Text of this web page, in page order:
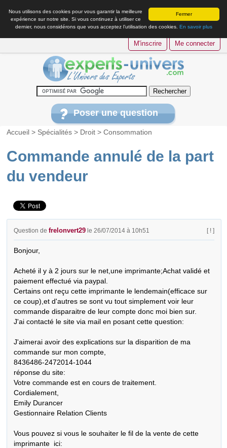
Fermer
Nous utilisons des cookies pour vous garantir la meilleure
expérience sur notre site. Si vous continuez à utiliser ce
dernier, nous considérons que vous acceptez l’utilisation des cookies. En savoir plus
M'inscrire Me connecter
Poser une question
Accueil > Spécialités > Droit >Consommation
Commande annulé de la part
du vendeur
Question defrelonvert29 le 26/07/2014 à 10h51 [ ! ]
Bonjour,
Acheté il y à 2 jours sur le net,une imprimante;Achat validé et
paiement effectué via paypal.
Certains ont reçu cette imprimante le lendemain(efficace sur
ce coup),et d'autres se sont vu tout simplement voir leur
commande disparaitre de leur compte donc moi bien sur.
J'ai contacté le site via mail en posant cette question:
J'aimerai avoir des explications sur la disparition de ma
commande sur mon compte,
8436486-2472014-1044
réponse du site:
Votre commande est en cours de traitement.
Cordialement,
Emily Durancer
Gestionnaire Relation Clients
Vous pouvez si vous le souhaiter le fil de la vente de cette
imprimante  ici: